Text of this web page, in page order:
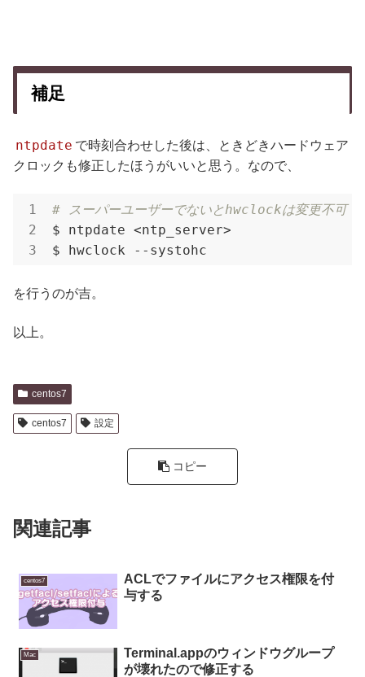
補足
ntpdate で時刻合わせした後は、ときどきハードウェア
クロックも修正したほうがいいと思う。なので、
# スーパーユーザーでないとhwclockは変更不可
$ ntpdate <ntp_server>
$ hwclock --systohc
を行うのが吉。
以上。
centos7
centos7 設定
コピー
関連記事
centos7
ACLでファイルにアクセス権限を付
与する
Mac
Terminal.appのウィンドウグループ
が壊れたので修正する